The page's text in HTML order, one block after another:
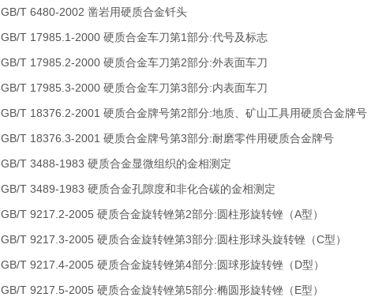
GB/T 6480-2002 凿岩用硬质合金钎头
GB/T 17985.1-2000 硬质合金车刀第1部分:代号及标志
GB/T 17985.2-2000 硬质合金车刀第2部分:外表面车刀
GB/T 17985.3-2000 硬质合金车刀第3部分:内表面车刀
GB/T 18376.2-2001 硬质合金牌号第2部分:地质、矿山工具用硬质合金牌号
GB/T 18376.3-2001 硬质合金牌号第3部分:耐磨零件用硬质合金牌号
GB/T 3488-1983 硬质合金显微组织的金相测定
GB/T 3489-1983 硬质合金孔隙度和非化合碳的金相测定
GB/T 9217.2-2005 硬质合金旋转锉第2部分:圆柱形旋转锉（A型）
GB/T 9217.3-2005 硬质合金旋转锉第3部分:圆柱形球头旋转锉（C型）
GB/T 9217.4-2005 硬质合金旋转锉第4部分:圆球形旋转锉（D型）
GB/T 9217.5-2005 硬质合金旋转锉第5部分:椭圆形旋转锉（E型）